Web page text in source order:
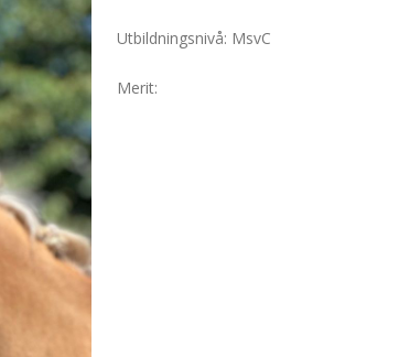
Utbildningsnivå: MsvC
Merit: